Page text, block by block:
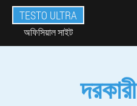
TESTO ULTRA
অফিসিয়াল সাইট